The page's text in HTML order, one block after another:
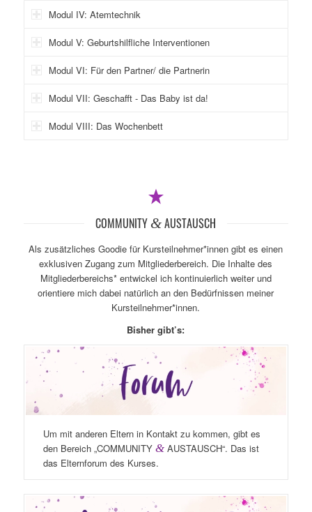
Modul IV: Atemtechnik
Modul V: Geburtshilfliche Interventionen
Modul VI: Für den Partner/ die Partnerin
Modul VII: Geschafft - Das Baby ist da!
Modul VIII: Das Wochenbett
COMMUNITY &AUSTAUSCH
Als zusätzliches Goodie für Kursteilnehmer*innen gibt es einen
exklusiven Zugang zum Mitgliederbereich. Die Inhalte des
Mitgliederbereichs* entwickel ich kontinuierlich weiter und
orientiere mich dabei natürlich an den Bedürfnissen meiner
Kursteilnehmer*innen.
Bisher gibt’s:
Um mit anderen Eltern in Kontakt zu kommen, gibt es
den Bereich „COMMUNITY &AUSTAUSCH“. Das ist
das Elternforum des Kurses.